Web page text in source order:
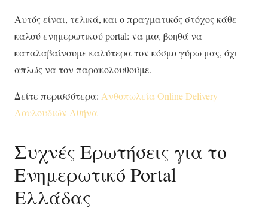
Αυτός είναι, τελικά, και ο πραγματικός στόχος κάθε
καλού ενημερωτικού portal: να μας βοηθά να
καταλαβαίνουμε καλύτερα τον κόσμο γύρω μας, όχι
απλώς να τον παρακολουθούμε.
Δείτε περισσότερα: Ανθοπωλεία Online Delivery
Λουλουδιών Αθήνα
Συχνές Ερωτήσεις για το
Ενημερωτικό Portal
Ελλάδας